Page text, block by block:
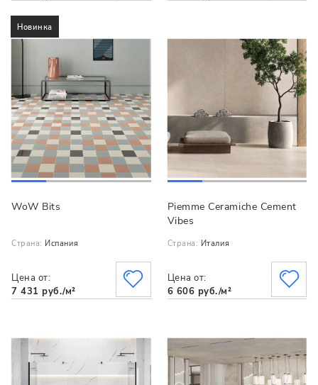
Новинка
WoW Bits
Страна: Испания
Цена от:
7 431 руб./м²
Piemme Ceramiche Cement
Vibes
Страна: Италия
Цена от:
6 606 руб./м²